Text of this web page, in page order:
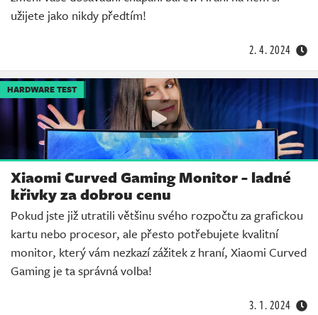
užijete jako nikdy předtím!
2. 4. 2024
HARDWARE TEST
Xiaomi Curved Gaming Monitor - ladné
křivky za dobrou cenu
Pokud jste již utratili většinu svého rozpočtu za grafickou
kartu nebo procesor, ale přesto potřebujete kvalitní
monitor, který vám nezkazí zážitek z hraní, Xiaomi Curved
Gaming je ta správná volba!
3. 1. 2024